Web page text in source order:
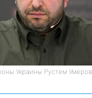
Украины Рустем